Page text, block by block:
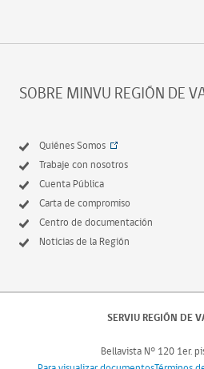
SOBRE MINVU REGIÓN DE
Quiénes Somos
Trabaje con nosotros
Cuenta Pública
Carta de compromiso
Centro de documentación
Noticias de la Región
SERVIU REGIÓN DE
Bellavista N° 120 1er.